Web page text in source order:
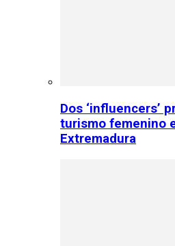
Dos ‘influencers’
turismo femenino
Extremadura